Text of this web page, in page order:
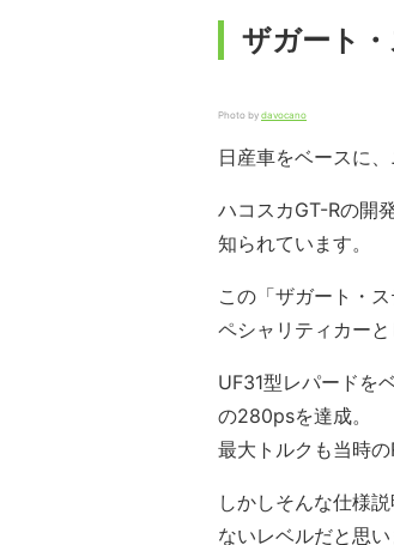
ザガート
Photo by davocano
日産車をベースに
ハコスカGT-Rの開
知られています。
この「ザガート・
ペシャリティカーと
UF31型レパードを
の280psを達成。
最大トルクも当時
しかしそんな仕様
ないレベルだと思い